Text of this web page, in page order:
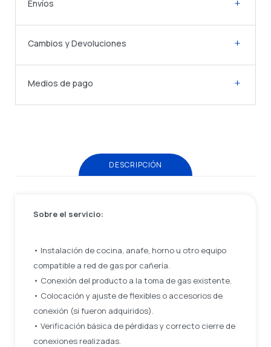
Envíos
Cambios y Devoluciones
Medios de pago
DESCRIPCIÓN
Sobre el servicio:
• Instalación de cocina, anafe, horno u otro equipo
compatible a red de gas por cañería.
• Conexión del producto a la toma de gas existente.
• Colocación y ajuste de flexibles o accesorios de
conexión (si fueron adquiridos).
• Verificación básica de pérdidas y correcto cierre de
conexiones realizadas.